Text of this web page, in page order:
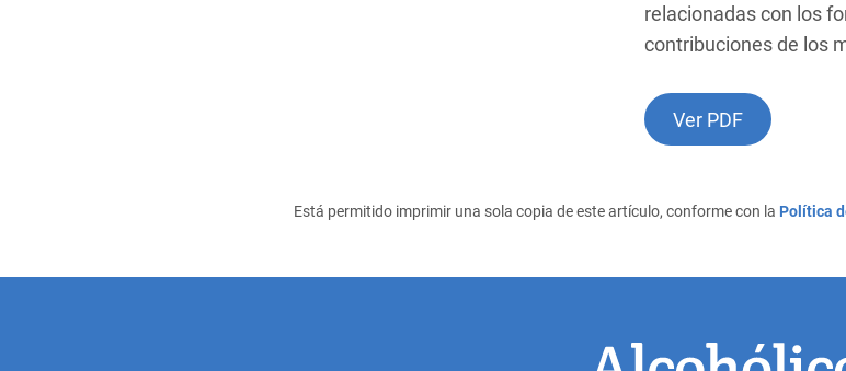
relacionadas con los
contribuciones de los
Ver PDF
Está permitido imprimir una sola copia de este artículo, conforme con la Política